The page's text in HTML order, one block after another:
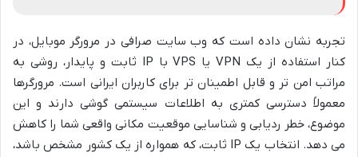
تجربه نشان داده است که وب سایت صرافی در مرورگر موبایل، در
کنار استفاده از یک VPN یا VPS با IP ثابت و پایدار، روشی به
مراتب امن تر و قابل اطمینان تر برای کاربران ایرانی است. مرورگرها
معمولاً دسترسی کمتری به اطلاعات سیستمی گوشی دارند و این
موضوع، خطر ردیابی و شناسایی موقعیت مکانی واقعی شما را کاهش
می دهد. انتخاب یک IP ثابت، که همواره از یک کشور مشخص باشد،